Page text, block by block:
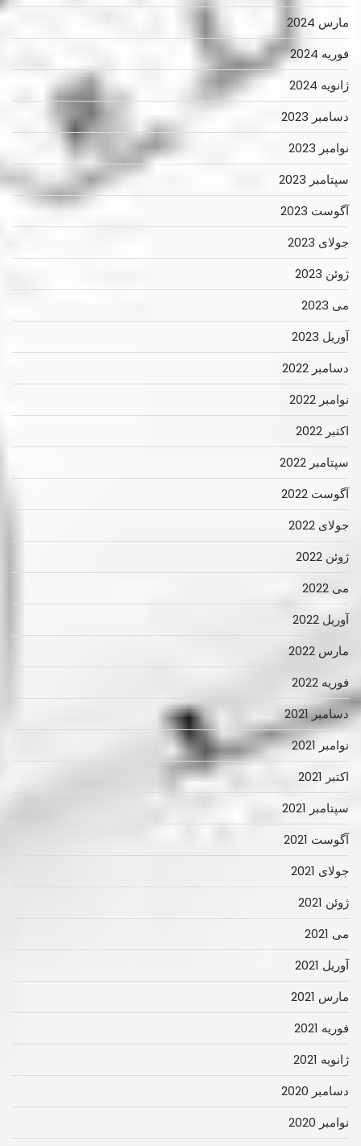
مارس 2024
فوریه 2024
ژانویه 2024
دسامبر 2023
نوامبر 2023
سپتامبر 2023
آگوست 2023
جولای 2023
ژوئن 2023
می 2023
آوریل 2023
دسامبر 2022
نوامبر 2022
اکتبر 2022
سپتامبر 2022
آگوست 2022
جولای 2022
ژوئن 2022
می 2022
آوریل 2022
مارس 2022
فوریه 2022
دسامبر 2021
نوامبر 2021
اکتبر 2021
سپتامبر 2021
آگوست 2021
جولای 2021
ژوئن 2021
می 2021
آوریل 2021
مارس 2021
فوریه 2021
ژانویه 2021
دسامبر 2020
نوامبر 2020